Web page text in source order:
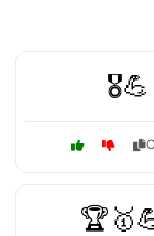
🎖️💪